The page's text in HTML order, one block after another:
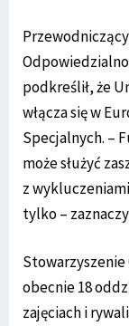
podkreślił, że
włącza się w
Specjalnych. –
może służyć
z
tylko –
obecnie 18
zajęciach i